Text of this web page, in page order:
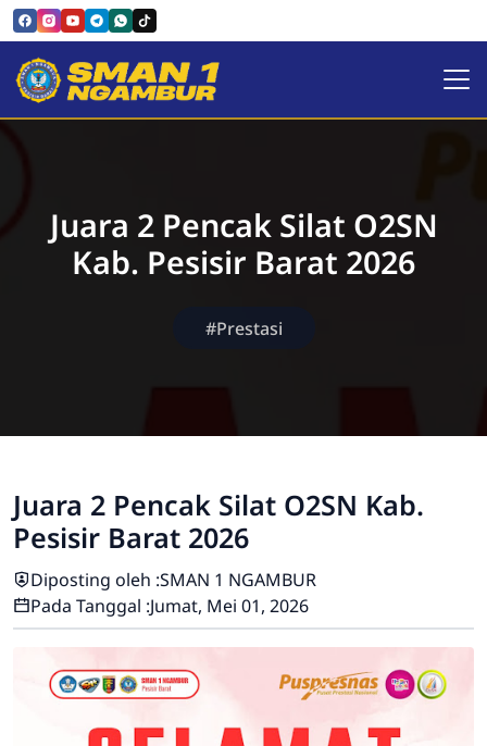
SMAN 1 NGAMBUR
Juara 2 Pencak Silat O2SN
Kab. Pesisir Barat 2026
#Prestasi
Juara 2 Pencak Silat O2SN Kab.
Pesisir Barat 2026
Diposting oleh :SMAN 1 NGAMBUR
Pada Tanggal :Jumat, Mei 01, 2026